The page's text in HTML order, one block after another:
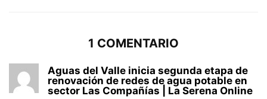
1 COMENTARIO
Aguas del Valle inicia segunda etapa de
renovación de redes de agua potable en
sector Las Compañías | La Serena Online